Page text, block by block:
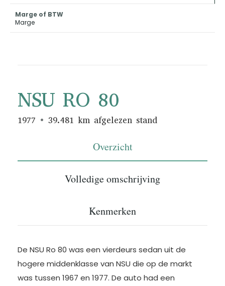
Marge of BTW
Marge
NSU RO 80
1977 39.481 km afgelezen stand
Overzicht
Volledige omschrijving
Kenmerken
De NSU Ro 80 was een vierdeurs sedan uit de
hogere middenklasse van NSU die op de markt
was tussen 1967 en 1977. De auto had een